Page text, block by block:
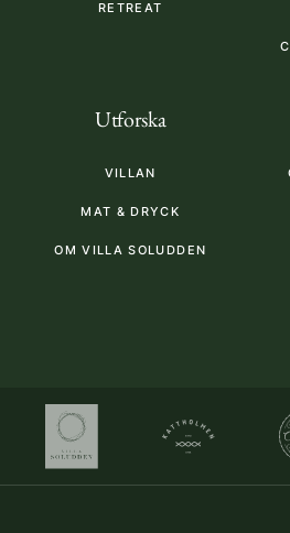
RETREAT
Utforska
VILLAN
MAT & DRYCK
OM VILLA SOLUDDEN